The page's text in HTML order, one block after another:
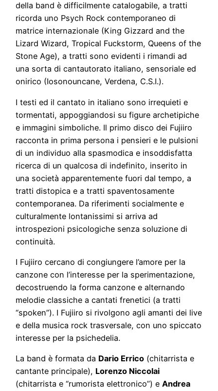
della band è difficilmente catalogabile, a tratti
ricorda uno Psych Rock contemporaneo di
matrice internazionale (King Gizzard and the
Lizard Wizard, Tropical Fuckstorm, Queens of the
Stone Age), a tratti sono evidenti i rimandi ad
una sorta di cantautorato italiano, sensoriale ed
onirico (Iosonouncane, Verdena, C.S.I.).
I testi ed il cantato in italiano sono irrequieti e
tormentati, appoggiandosi su figure archetipiche
e immagini simboliche. Il primo disco dei Fujiiro
racconta in prima persona i pensieri e le pulsioni
di un individuo alla spasmodica e insoddisfatta
ricerca di un qualcosa di indefinito, inserito in
una società apparentemente fuori dal tempo, a
tratti distopica e a tratti spaventosamente
contemporanea. Da riferimenti socialmente e
culturalmente lontanissimi si arriva ad
introspezioni psicologiche senza soluzione di
continuità.
I Fujiiro cercano di congiungere l’amore per la
canzone con l’interesse per la sperimentazione,
decostruendo la forma canzone e alternando
melodie classiche a cantati frenetici (a tratti
“spoken”). I Fujiiro si rivolgono agli amanti dei live
e della musica rock trasversale, con uno spiccato
interesse per la psichedelia.
La band è formata da Dario Errico (chitarrista e
cantante principale), Lorenzo Niccolai
(chitarrista e “rumorista elettronico”) e Andrea